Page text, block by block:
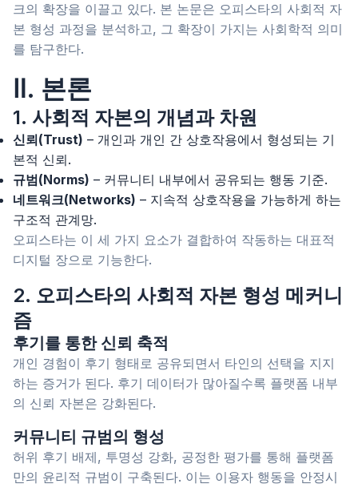
크의 확장을 이끌고 있다. 본 논문은 오피스타의 사회적 자
본 형성 과정을 분석하고, 그 확장이 가지는 사회학적 의미
를 탐구한다.
Ⅱ. 본론
1. 사회적 자본의 개념과 차원
신뢰(Trust) – 개인과 개인 간 상호작용에서 형성되는 기
본적 신뢰.
규범(Norms) – 커뮤니티 내부에서 공유되는 행동 기준.
네트워크(Networks) – 지속적 상호작용을 가능하게 하는
구조적 관계망.
오피스타는 이 세 가지 요소가 결합하여 작동하는 대표적
디지털 장으로 기능한다.
2. 오피스타의 사회적 자본 형성 메커니
즘
후기를 통한 신뢰 축적
개인 경험이 후기 형태로 공유되면서 타인의 선택을 지지
하는 증거가 된다. 후기 데이터가 많아질수록 플랫폼 내부
의 신뢰 자본은 강화된다.
커뮤니티 규범의 형성
허위 후기 배제, 투명성 강화, 공정한 평가를 통해 플랫폼
만의 윤리적 규범이 구축된다. 이는 이용자 행동을 안정시